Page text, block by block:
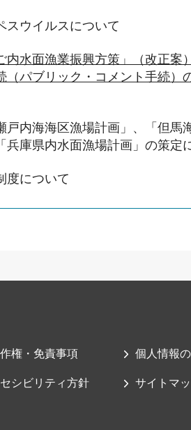
スウイルスについて
内水面漁業振興方策」（改正案
（パブリック・コメント手続）
戸内海海区漁場計画」、「但馬
兵庫県内水面漁場計画」の策定
度について
権・免責事項 個人情報
シビリティ方針 サイトマ